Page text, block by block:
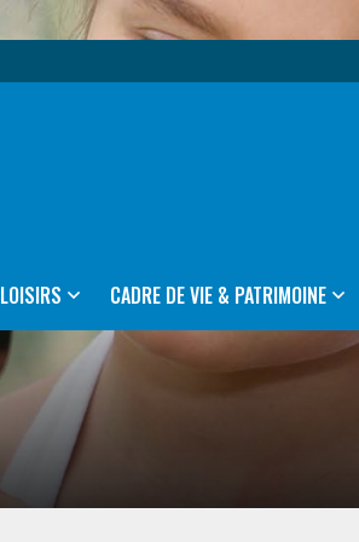
CADRE DE VIE & PATRIMOINE